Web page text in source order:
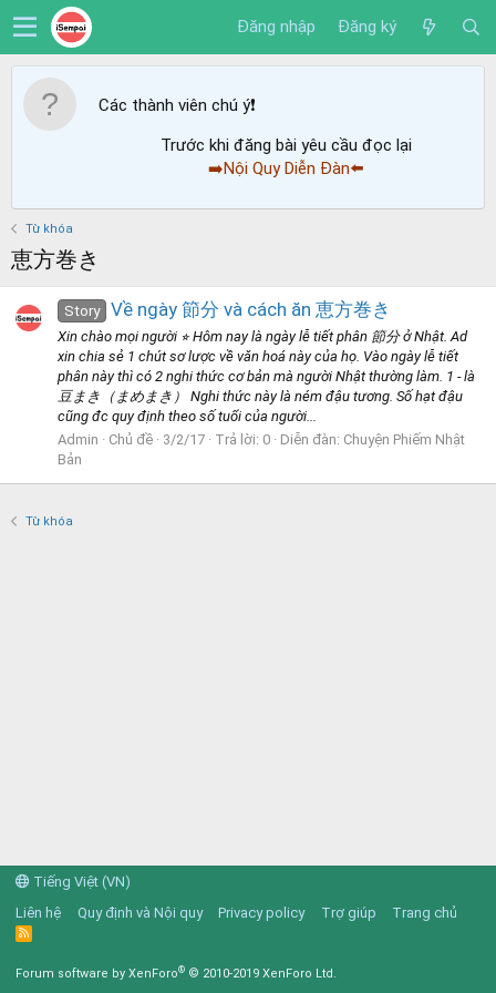
Đăng nhập Đăng ký
Các thành viên chú ý❗️
Trước khi đăng bài yêu cầu đọc lại
➡️Nội Quy Diễn Đàn⬅️
Từ khóa
恵方巻き
Story Về ngày 節分 và cách ăn 恵方巻き
Xin chào mọi người ⭐︎ Hôm nay là ngày lễ tiết phân 節分 ở Nhật. Ad
xin chia sẻ 1 chút sơ lược về văn hoá này của họ. Vào ngày lễ tiết
phân này thì có 2 nghi thức cơ bản mà người Nhật thường làm. 1 - là
豆まき（まめまき） Nghi thức này là ném đậu tương. Số hạt đậu
cũng đc quy định theo số tuổi của người...
Admin
Chủ đề 3/2/17 Trả lời: 0 Diễn đàn: Chuyện Phiếm Nhật
Bản
Từ khóa
Tiếng Việt (VN)
Liên hệ
Quy định và Nội quy Privacy policy Trợ giúp Trang chủ
R
S
Forum software by XenForo® © 2010-2019 XenForo Ltd.